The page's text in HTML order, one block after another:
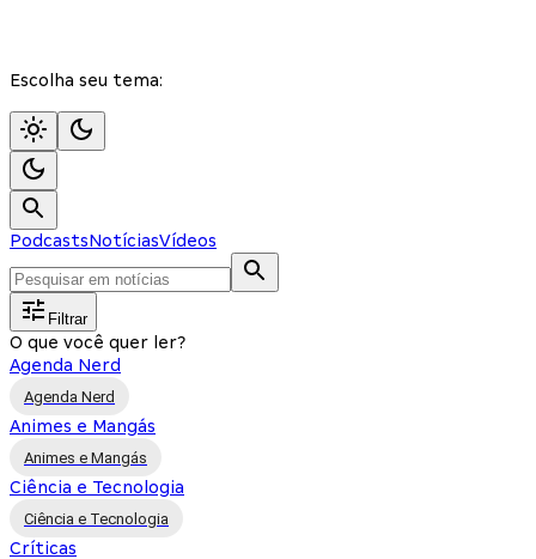
Escolha seu tema:
PodcastsNotíciasVídeos
Filtrar
O que você quer ler?
Agenda Nerd
Agenda Nerd
Animes e Mangás
Animes e Mangás
Ciência e Tecnologia
Ciência e Tecnologia
Críticas